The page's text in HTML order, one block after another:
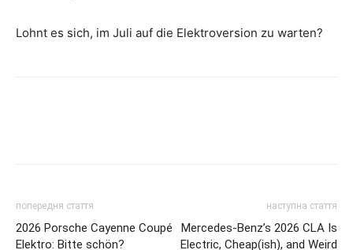
Lohnt es sich, im Juli auf die Elektroversion zu warten?
попередня стаття
2026 Porsche Cayenne Coupé
Elektro: Bitte schön?
наступна стаття
Mercedes-Benz’s 2026 CLA Is
Electric, Cheap(ish), and Weird